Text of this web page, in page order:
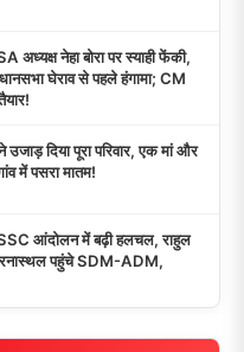
नेहा बोरा पर स्याही फेंकी,
घेराव से पहले हंगामा; CM
उजाड़ दिया पूरा परिवार, एक मां और
में पसरा मातम!
आंदोलन में बढ़ी हलचल, राहुल
पहुंचे SDM-ADM,